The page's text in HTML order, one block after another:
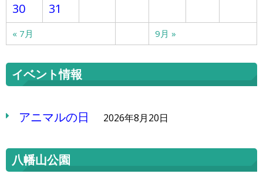
30
31
« 7月 9月 »
イベント情報
アニマルの日 2026年8月20日
八幡山公園